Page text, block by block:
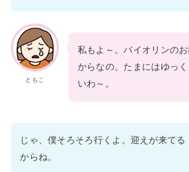
ともこ
私もよ～。バイオリンの
からなの。たまにはゆっ
いわ～。
じゃ、僕そろそろ行くよ。迎えが来てる
からね。